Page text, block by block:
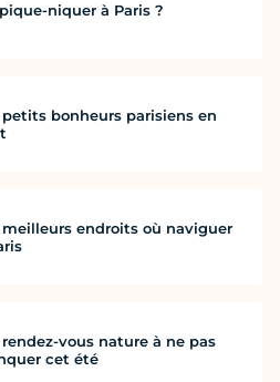
niquer à Paris ?
petits bonheurs parisiens en
meilleurs endroits où naviguer
rendez-vous nature à ne pas
cet été